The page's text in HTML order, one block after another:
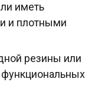
иметь
и плотными
резины или